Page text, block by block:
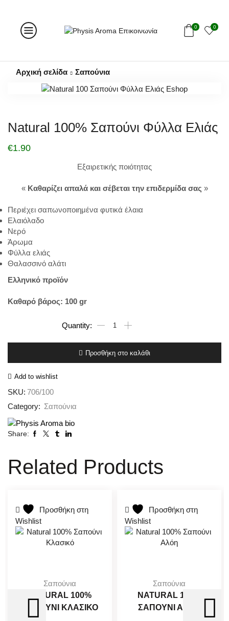
0 0
Αρχική σελίδα Σαπούνια
Natural 100% Σαπούνι Φύλλα Ελιάς
€1.90
Εξαιρετικής ποιότητας
« Καθαρίζει απαλά και σέβεται την επιδερμίδα σας »
Περιέχει σαπωνοποιημένα φυτικά έλαια
Ελαιόλαδο
Νερό
Άρωμα
Φύλλα ελιάς
Θαλασσινό αλάτι
Ελληνικό προϊόν
Καθαρό βάρος: 100 gr
Σαπούνι
Φύλλα
Ελιάς
Προσθήκη στο καλάθι
Add to wishlist
SKU: 706/100
Category: Σαπούνια
Share:
Related Products
Προσθήκη στη
Wishlist
Σαπούνια
NATURAL 100%
ΣΑΠΟΎΝΙ ΚΛΑΣΙΚΌ
Προσθήκη στη
Wishlist
Σαπούνια
NATURAL 100%
ΣΑΠΟΎΝΙ ΑΛΌΗ